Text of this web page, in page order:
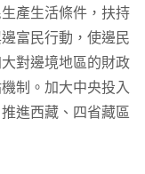
產生活條件，扶持
富民行動，使邊民
對邊境地區的財政
制。加大中央投入
進西藏、四省藏區